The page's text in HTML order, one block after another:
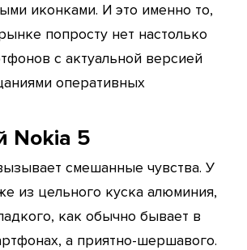
иконками. И это именно то,
попросту нет настолько
с актуальной версией
оперативных
Nokia 5
смешанные чувства. У
из цельного куска алюминия,
как обычно бывает в
а приятно-шершавого.